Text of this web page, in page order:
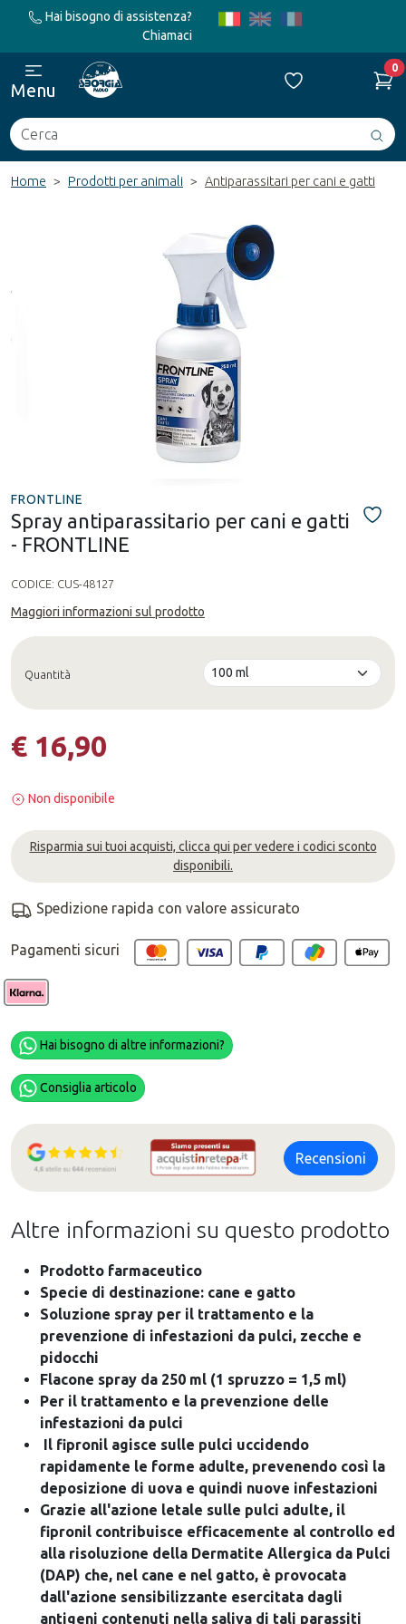
Hai bisogno di assistenza?
Chiamaci
Cerca
0
Menu
Home Prodotti per animali Antiparassitari per cani e gatti
FRONTLINE
Spray antiparassitario per cani e gatti
- FRONTLINE
CODICE: CUS-48127
Maggiori informazioni sul prodotto
Quantità
€ 16,90
Non disponibile
Risparmia sui tuoi acquisti, clicca qui per vedere i codici sconto
disponibili.
Spedizione rapida con valore assicurato
Pagamenti sicuri
Hai bisogno di altre informazioni?
Consiglia articolo
Recensioni
Altre informazioni su questo prodotto
Prodotto farmaceutico
Specie di destinazione: cane e gatto
Soluzione spray per il trattamento e la
prevenzione di infestazioni da pulci, zecche e
pidocchi
Flacone spray da 250 ml (1 spruzzo = 1,5 ml)
Per il trattamento e la prevenzione delle
infestazioni da pulci
Il fipronil agisce sulle pulci uccidendo
rapidamente le forme adulte, prevenendo così la
deposizione di uova e quindi nuove infestazioni
Grazie all'azione letale sulle pulci adulte, il
fipronil contribuisce efficacemente al controllo ed
alla risoluzione della Dermatite Allergica da Pulci
(DAP) che, nel cane e nel gatto, è provocata
dall'azione sensibilizzante esercitata dagli
antigeni contenuti nella saliva di tali parassiti